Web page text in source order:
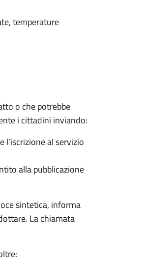
temperature
o che potrebbe
i cittadini inviando:
al servizio
alla pubblicazione
sintetica, informa
La chiamata